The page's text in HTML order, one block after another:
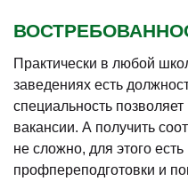
Практически в любой
заведениях есть
специальность
вакансии. А получить
не сложно, для этого
профпереподготовки и